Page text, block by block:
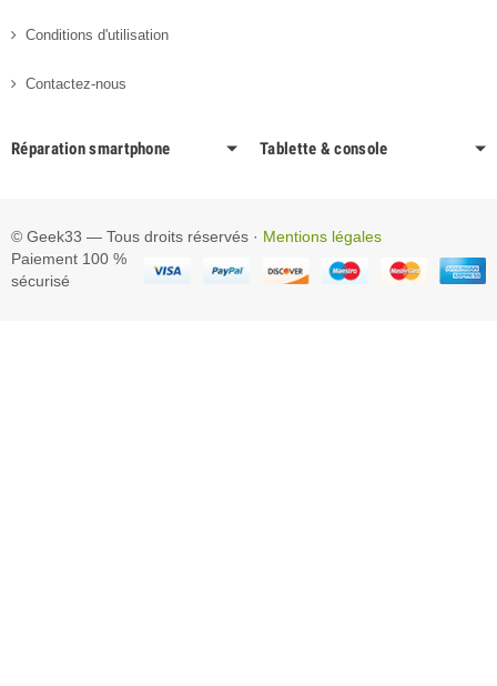
Conditions d'utilisation
Contactez-nous
Réparation smartphone Tablette & console
© Geek33 — Tous droits réservés · Mentions légales
Paiement 100 %
sécurisé